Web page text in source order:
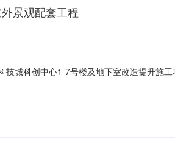
景观配套工程
城科创中心1-7号楼及地下室改造提升施
标人名称：浙江长兴精诚建设有限公司，报